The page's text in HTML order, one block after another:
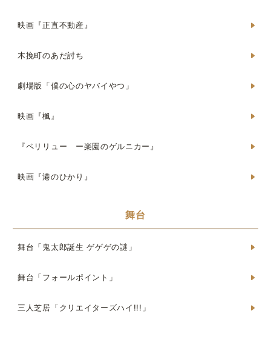
映画『正直不動産』
木挽町のあだ討ち
劇場版「僕の心のヤバイやつ」
映画『楓』
『ペリリュー ー楽園のゲルニカー』
映画『港のひかり』
舞台
舞台「鬼太郎誕生 ゲゲゲの謎」
舞台「フォールポイント」
三人芝居「クリエイターズハイ!!!」